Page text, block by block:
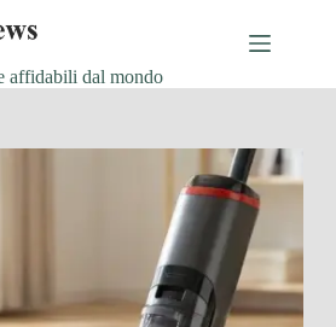
affidabili dal mondo